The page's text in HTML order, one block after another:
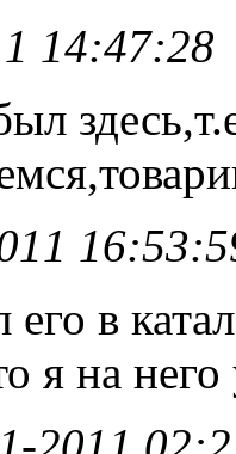
14:47:28
в
я на